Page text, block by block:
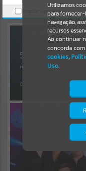
NOTÍCIAS
5° Concurso
"Click Zortéa,
07/07/2026
Utilizamos
para
navegação,
recursos
Ao continuar
concorda com
cookies,
Uso.
Isto
Marcar como lido.